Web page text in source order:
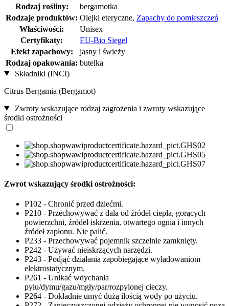
Rodzaj rośliny:
bergamotka
Rodzaje produktów: Olejki eteryczne, Zapachy do pomieszczeń
Właściwości:
Unisex
Certyfikaty:
EU-Bio Siegel
Efekt zapachowy:
jasny i świeży
Rodzaj opakowania: butelka
Składniki (INCI)
Citrus Bergamia (Bergamot)
Zwroty wskazujące rodzaj zagrożenia i zwroty wskazujące
środki ostrożności
Zwrot wskazujący środki ostrożności:
P102 - Chronić przed dziećmi.
P210 - Przechowywać z dala od źródeł ciepła, gorących
powierzchni, źródeł iskrzenia, otwartego ognia i innych
źródeł zapłonu. Nie palić.
P233 - Przechowywać pojemnik szczelnie zamknięty.
P242 - Używać nieiskrzących narzędzi.
P243 - Podjąć działania zapobiegające wyładowaniom
elektrostatycznym.
P261 - Unikać wdychania
pyłu/dymu/gazu/mgły/par/rozpylonej cieczy.
P264 - Dokładnie umyć dużą ilością wody po użyciu.